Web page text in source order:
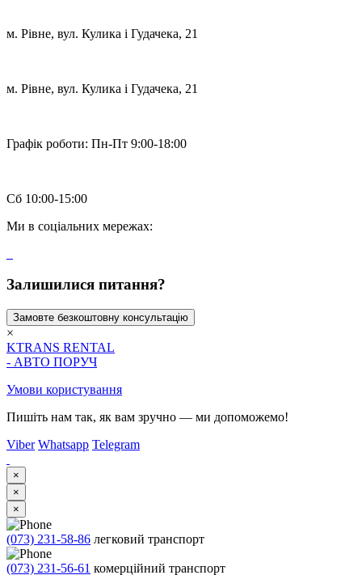
м. Рівне, вул. Кулика і Гудачека, 21
м. Рівне, вул. Кулика і Гудачека, 21
Графік роботи: Пн-Пт 9:00-18:00
Сб 10:00-15:00
Ми в соціальних мережах:
Залишилися питання?
Замовте безкоштовну консультацію
×
KTRANS RENTAL
- АВТО ПОРУЧ
Умови користування
Пишіть нам так, як вам зручно — ми допоможемо!
Viber Whatsapp Telegram
×
×
×
(073) 231-58-86 легковий транспорт
(073) 231-56-61 комерційний транспорт